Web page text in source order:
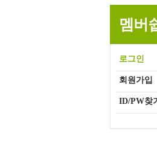
멤버
로그인
회원가입
ID/PW찾기